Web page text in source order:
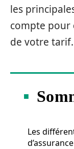
les
compte pour
de votre tarif.
Les